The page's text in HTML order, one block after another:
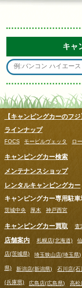
キャ
【キャンピングカーのフ
ラインナップ
FOCS モービルヴェッタ ロ
キャンピングカー検索
メンテナンスショップ
レンタルキャンピングカー
キャンピングカー専用駐車
茨城中央 厚木 神戸西宮
キャンピングカー買取 査
店舗案内 札幌店(北海道)
店(茨城県) 埼玉狭山店(埼玉県)
県) 新潟店(新潟県) 石川店(石
(兵庫県) 広島店(広島県) 高松